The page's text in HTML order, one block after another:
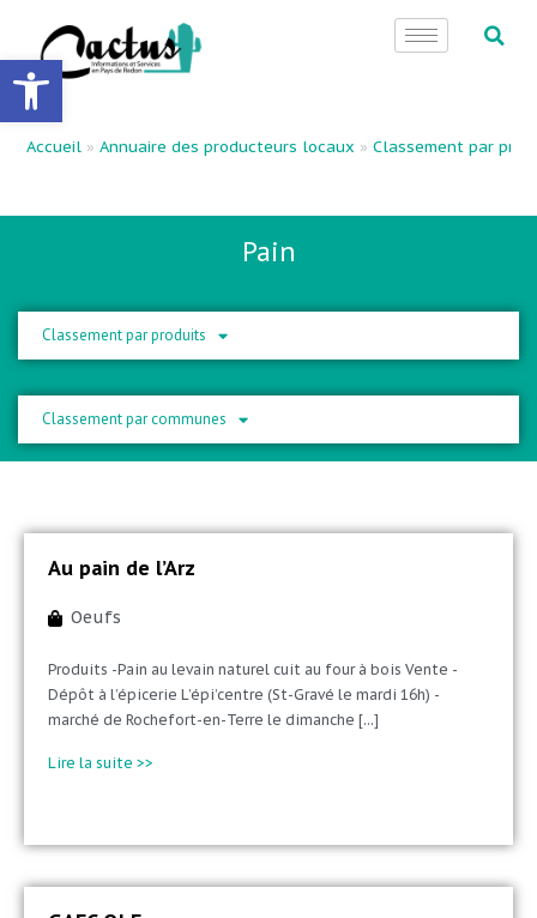
Ouvrir la barre d’outils
Accueil »Annuaire des producteurs locaux »Classement par
Pain
Classement par produits
Classement par communes
Au pain de l’Arz
Oeufs
Produits -Pain au levain naturel cuit au four à bois Vente -
Dépôt à l’épicerie L’épi’centre (St-Gravé le mardi 16h) -
marché de Rochefort-en-Terre le dimanche [...]
Lire la suite >>